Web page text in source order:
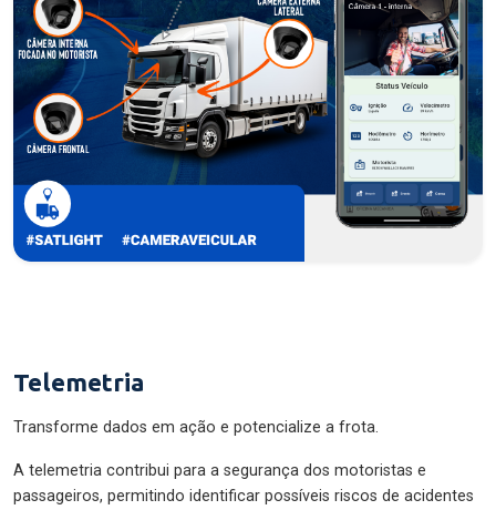
Telemetria
Transforme dados em ação e potencialize a frota.
A telemetria contribui para a segurança dos motoristas e
passageiros, permitindo identificar possíveis riscos de acidentes